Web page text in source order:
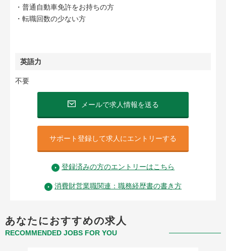
・普通自動車免許をお持ちの方
・転職回数の少ない方
英語力
不要
メールで求人情報を送る
サポート登録して求人にエントリーする
登録済みの方のエントリーはこちら
消費財営業職関連：職務経歴書の書き方
あなたにおすすめの求人
RECOMMENDED JOBS FOR YOU